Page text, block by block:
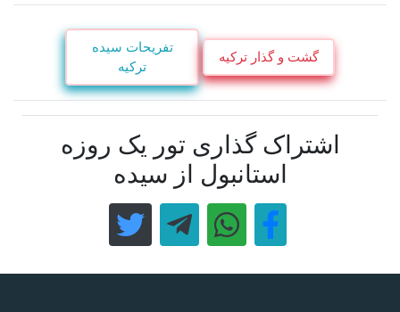
گشت و گذار ترکیه
تفریحات سیده
ترکیه
اشتراک گذاری تور یک روزه
استانبول از سیده